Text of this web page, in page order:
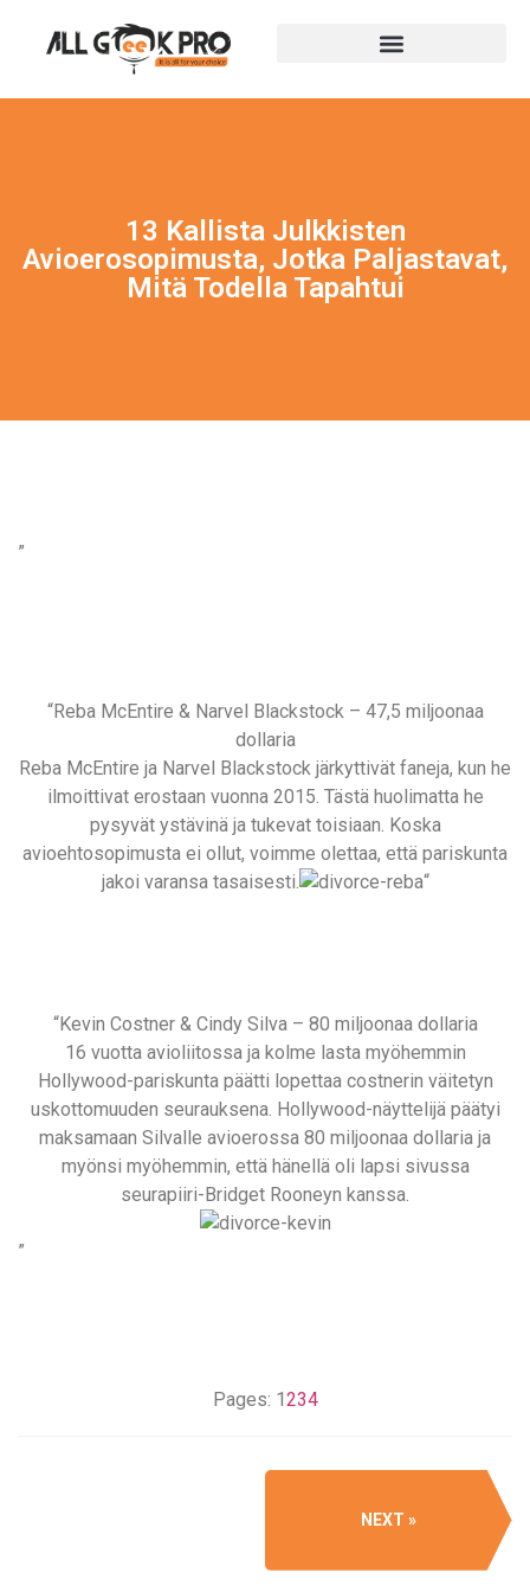
13 Kallista Julkkisten
Avioerosopimusta, Jotka Paljastavat,
Mitä Todella Tapahtui
”
“Reba McEntire & Narvel Blackstock – 47,5 miljoonaa
dollaria
Reba McEntire ja Narvel Blackstock järkyttivät faneja, kun he
ilmoittivat erostaan vuonna 2015. Tästä huolimatta he
pysyvät ystävinä ja tukevat toisiaan. Koska
avioehtosopimusta ei ollut, voimme olettaa, että pariskunta
jakoi varansa tasaisesti.
“
“Kevin Costner & Cindy Silva – 80 miljoonaa dollaria
16 vuotta avioliitossa ja kolme lasta myöhemmin
Hollywood-pariskunta päätti lopettaa costnerin väitetyn
uskottomuuden seurauksena. Hollywood-näyttelijä päätyi
maksamaan Silvalle avioerossa 80 miljoonaa dollaria ja
myönsi myöhemmin, että hänellä oli lapsi sivussa
seurapiiri-Bridget Rooneyn kanssa.
”
Pages: 1234
NEXT